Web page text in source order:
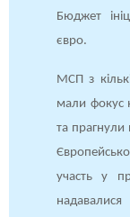
Бюджет
євро.
МСП з
мали фокус
та прагнули
участь у